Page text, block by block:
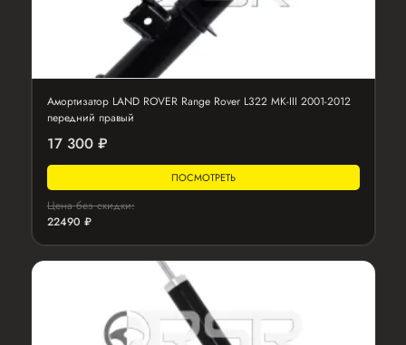
Амортизатор LAND ROVER Range Rover L322 MK-III 2001-2012
передний правый
17 300 ₽
ПОСМОТРЕТЬ
Цена без скидки:
22490 ₽